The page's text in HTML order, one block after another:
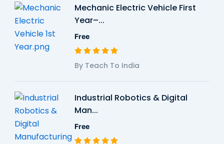
Mechanic Electric Vehicle First
Year–...
Free
By Teach To India
Industrial Robotics & Digital
Man...
Free